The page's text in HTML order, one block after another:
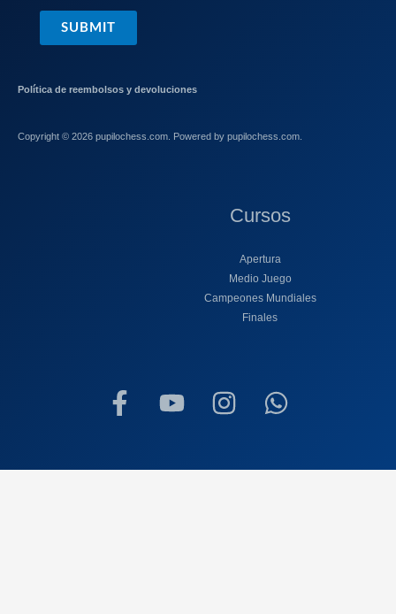
SUBMIT
Política de reembolsos y devoluciones
Copyright © 2026 pupilochess.com. Powered by pupilochess.com.
Cursos
Apertura
Medio Juego
Campeones Mundiales
Finales